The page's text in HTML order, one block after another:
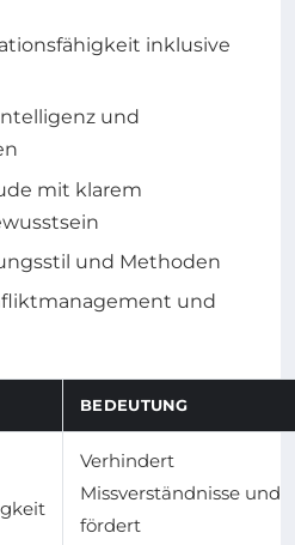
inklusive
und
mit klarem
und Methoden
und
BEDEUTUNG
Verhindert
Missverständnisse und
fördert